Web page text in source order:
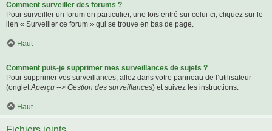
Comment surveiller des forums ?
Pour surveiller un forum en particulier, une fois entré sur celui-ci, cliquez sur le
lien « Surveiller ce forum » qui se trouve en bas de page.
Haut
Comment puis-je supprimer mes surveillances de sujets ?
Pour supprimer vos surveillances, allez dans votre panneau de l’utilisateur
(ongletAperçu --> Gestion des surveillances) et suivez les instructions.
Haut